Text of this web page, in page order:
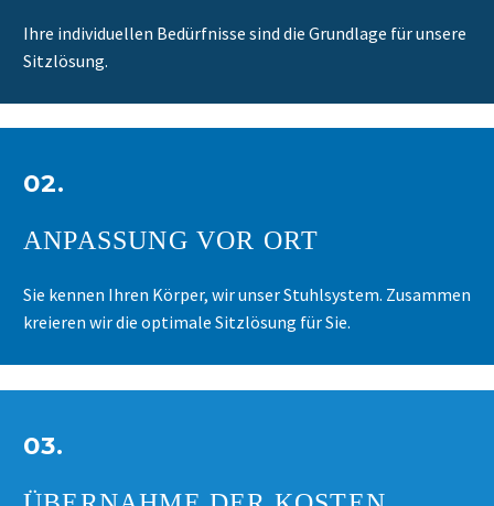
Ihre individuellen Bedürfnisse sind die Grundlage für unsere
Sitzlösung.
02.
ANPASSUNG VOR ORT
Sie kennen Ihren Körper, wir unser Stuhlsystem. Zusammen
kreieren wir die optimale Sitzlösung für Sie.
03.